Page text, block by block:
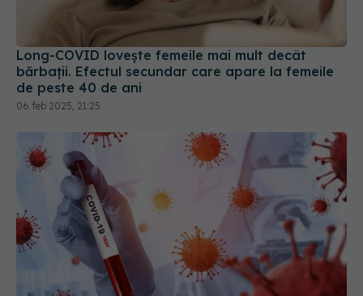
Long-COVID lovește femeile mai mult decât
bărbații. Efectul secundar care apare la femeile
de peste 40 de ani
06 feb 2025, 21:25